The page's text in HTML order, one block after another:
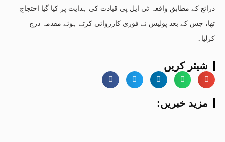
ذرائع کے مطابق واقعہ ٹی ایل پی قیادت کی ہدایت پر کیا گیا احتجاج
تھا، جس کے بعد پولیس نے فوری کارروائی کرتے ہوئے مقدمہ درج
کرلیا۔
شیئر کریں
:مزید خبریں